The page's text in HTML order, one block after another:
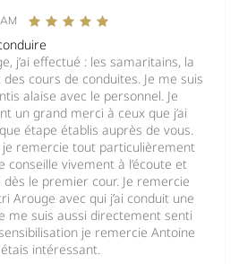
j’ai effectué : les samaritains, la
cours de conduites. Je me suis
alaise avec le personnel. Je
un grand merci à ceux que j’ai
étape établis auprès de vous.
je remercie tout particulièrement
conseille vivement à l’écoute et
le premier cour. Je remercie
Arouge avec qui j’ai conduit une
me suis aussi directement senti
je remercie Antoine
intéressant.